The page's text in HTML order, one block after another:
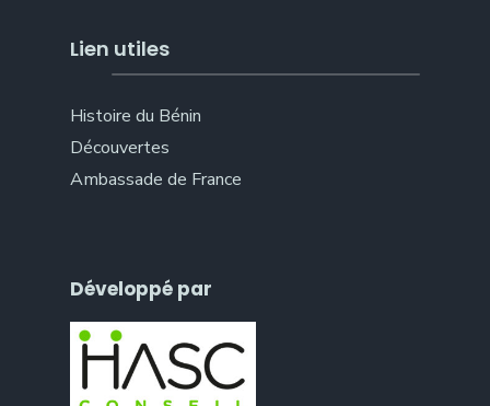
Lien utiles
Histoire du Bénin
Découvertes
Ambassade de France
Développé par